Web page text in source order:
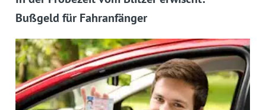
Bußgeld für Fahranfänger